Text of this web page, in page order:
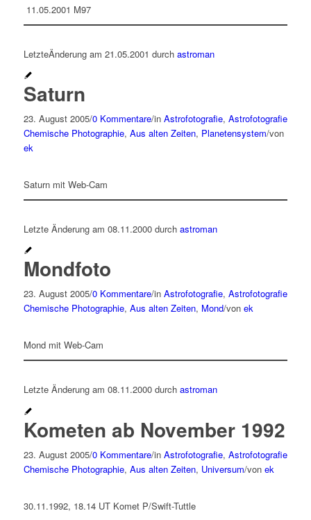
11.05.2001 M97
LetzteÄnderung am 21.05.2001 durch astroman
Saturn
23. August 2005/0 Kommentare/in Astrofotografie, Astrofotografie
Chemische Photographie, Aus alten Zeiten, Planetensystem/von
ek
Saturn mit Web-Cam
Letzte Änderung am 08.11.2000 durch astroman
Mondfoto
23. August 2005/0 Kommentare/in Astrofotografie, Astrofotografie
Chemische Photographie, Aus alten Zeiten, Mond/von ek
Mond mit Web-Cam
Letzte Änderung am 08.11.2000 durch astroman
Kometen ab November 1992
23. August 2005/0 Kommentare/in Astrofotografie, Astrofotografie
Chemische Photographie, Aus alten Zeiten, Universum/von ek
30.11.1992, 18.14 UT Komet P/Swift-Tuttle